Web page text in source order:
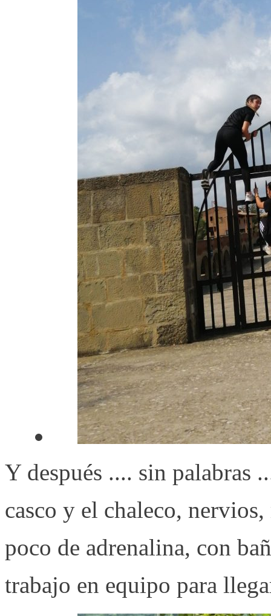
Y después .... sin palabras
casco y el chaleco,
poco de adrenalina, con
trabajo en equipo para